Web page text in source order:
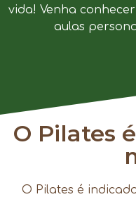
vida! Venha
aulas
O Pilates
O Pilates é